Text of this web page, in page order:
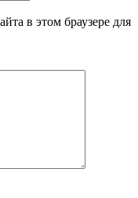
в этом браузере для